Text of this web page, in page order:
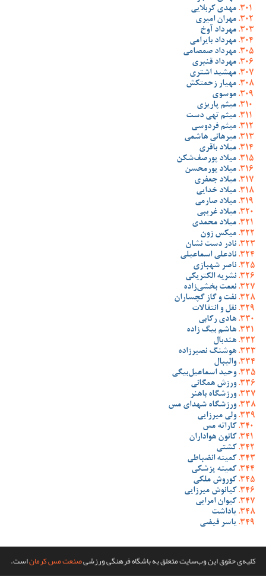
مهدی کربلایی
مهران امیری
مهرداد آوخ
مهرداد بایرامی
مهرداد صمصامی
مهرداد قنبری
مهشید اشتری
مهیار زحمتکش
موسوی
میثم پاریزی
میثم تهی دست
میثم فردوسی
میرهانی هاشمی
میلاد باقری
میلاد پورصف‌شکن
میلاد پورمحسن
میلاد جعفری
میلاد خدایی
میلاد صارمی
میلاد غریبی
میلاد محمدی
میکس زون
نادر دست نشان
نادعلی اسماعیلی
ناصر شهبازی
نشریه الکتریکی
نعمت بخشی‌زاده
نفت و گاز گچساران
نقل و انتقالات
هادی رکابی
هاشم بیگ زاده
هندبال
هوشنگ نصیرزاده
والیبال
وحید اسماعیل‌بیگی
ورزش همگانی
ورزشگاه باهنر
ورزشگاه شهدای مس
ولی میرزایی
کاراته مس
کانون هواداران
کشتی
کمیته انضباطی
کمیته پزشکی
کوروش ملکی
کیانوش میرزایی
کیوان امرایی
یاداشت
یاسر فیضی
کلیه‌ی حقوق این وب‌سایت متعلق به باشگاه فرهنگی ورزشیصنعت مس کرماناست.